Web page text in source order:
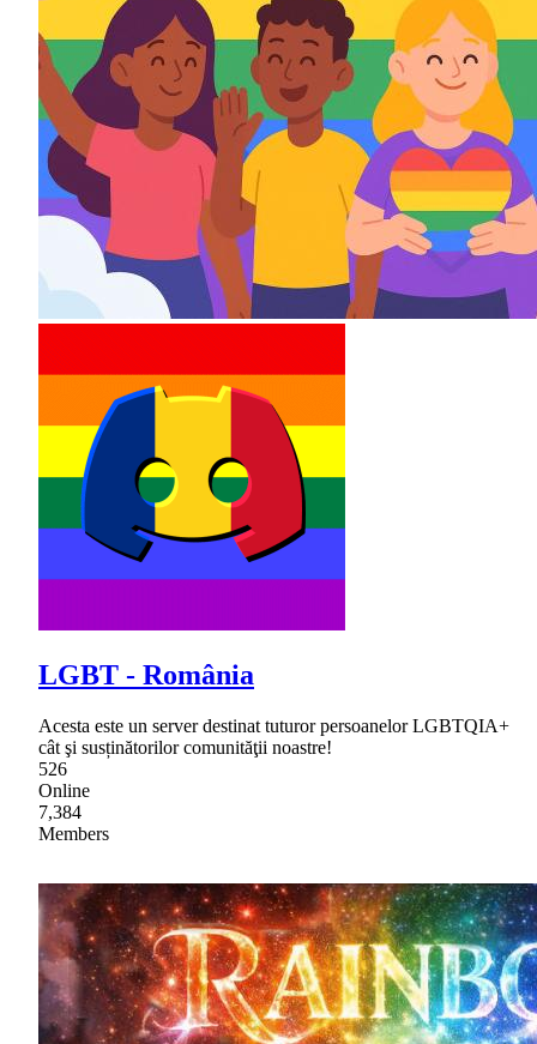
LGBT - România
Acesta este un server destinat tuturor persoanelor LGBTQIA+
cât şi susținătorilor comunităţii noastre!
526
Online
7,384
Members